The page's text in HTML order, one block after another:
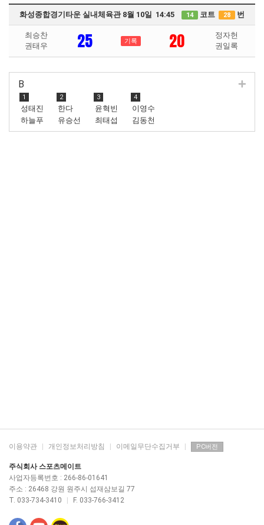
화성종합경기타운 실내체육관 8월 10일 14:45 14 코트 28 번
최승찬
권태우
25 기록 20
정자헌
권일록
B
1
성태진
하늘푸
름
2
한다
유승선
3
윤혁빈
최태섭
4
이영수
김동천
이용약관 개인정보처리방침 이메일무단수집거부 PC버전
주식회사 스포츠메이트
사업자등록번호 : 266-86-01641
주소 : 26468 강원 원주시 섭재삼보길 77
T. 033-734-3410
F. 033-766-3412